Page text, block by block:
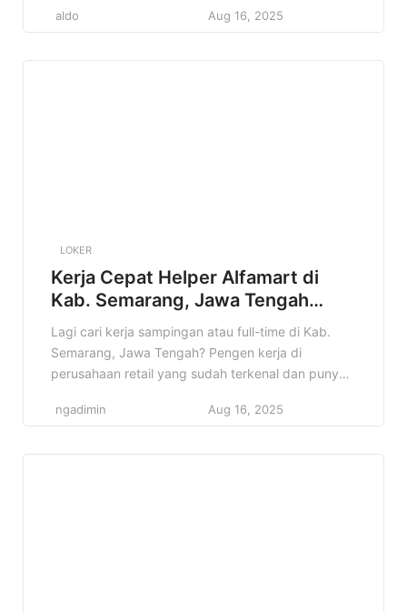
jaringan minimarket terbesar di Indonesia, lagi
aldo Aug 16, 2025
LOKER
Kerja Cepat Helper Alfamart di
Kab. Semarang, Jawa Tengah
Terbaru Tahun 2025
Lagi cari kerja sampingan atau full-time di Kab.
Semarang, Jawa Tengah? Pengen kerja di
perusahaan retail yang sudah terkenal dan punya
Alfamart di Kab. Semarang, Jawa Tengah ini bisa
ngadimin Aug 16, 2025